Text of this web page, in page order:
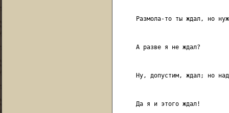
Размола-то ты ждал, но
     А разве я не ждал?
Ну, допустим, ждал; но
     Да я и этого ждал!